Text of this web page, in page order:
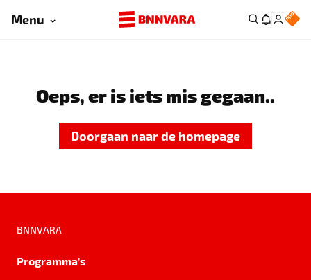
Menu
Oeps, er is iets mis gegaan..
Doorgaan naar de homepage
BNNVARA
Programma's